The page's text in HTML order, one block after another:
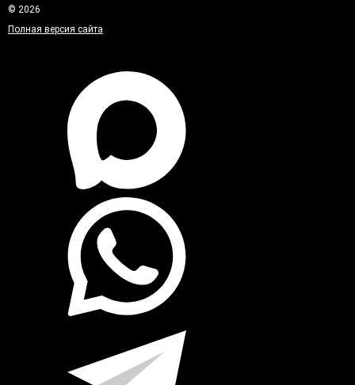
© 2026
Полная версия сайта